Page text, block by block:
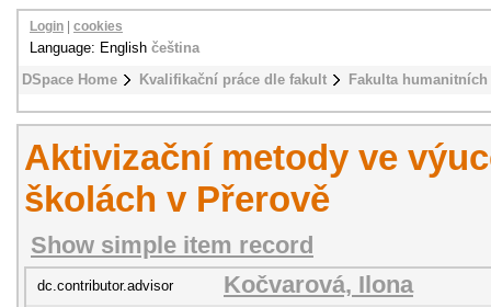
DSpace Home Kvalifikační práce dle fakult Fakulta
Login cookies
Language: English čeština
Aktivizační metody ve
školách v Přerově
Show simple item record
dc.contributor.advisor Kočvarová, Ilona